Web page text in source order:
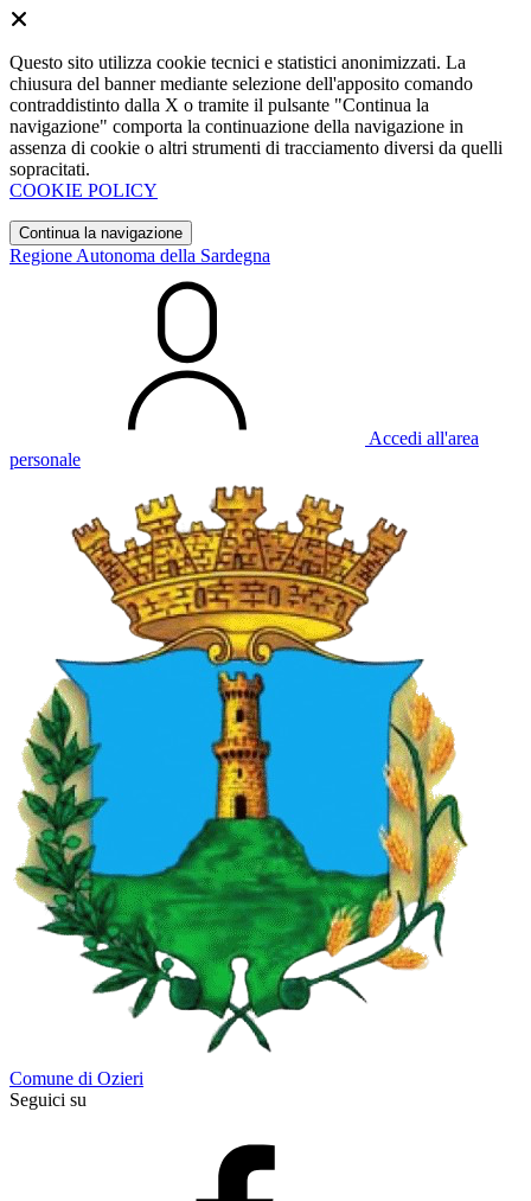
Questo sito utilizza cookie tecnici e statistici anonimizzati. La
chiusura del banner mediante selezione dell'apposito comando
contraddistinto dalla X o tramite il pulsante "Continua la
navigazione" comporta la continuazione della navigazione in
assenza di cookie o altri strumenti di tracciamento diversi da quelli
sopracitati.
COOKIE POLICY
Continua la navigazione
Regione Autonoma della Sardegna
Accedi all'area
personale
Comune di Ozieri
Seguici su